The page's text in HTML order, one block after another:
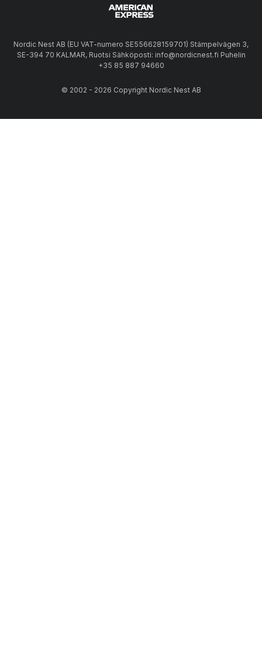
Nordic Nest AB (EU VAT-numero SE556628159701) Stämpelvägen 3,
SE-394 70 KALMAR, Ruotsi Sähköposti: info@nordicnest.fi Puhelin
+35 85 887 94660
© 2002 - 2026 Copyright Nordic Nest AB